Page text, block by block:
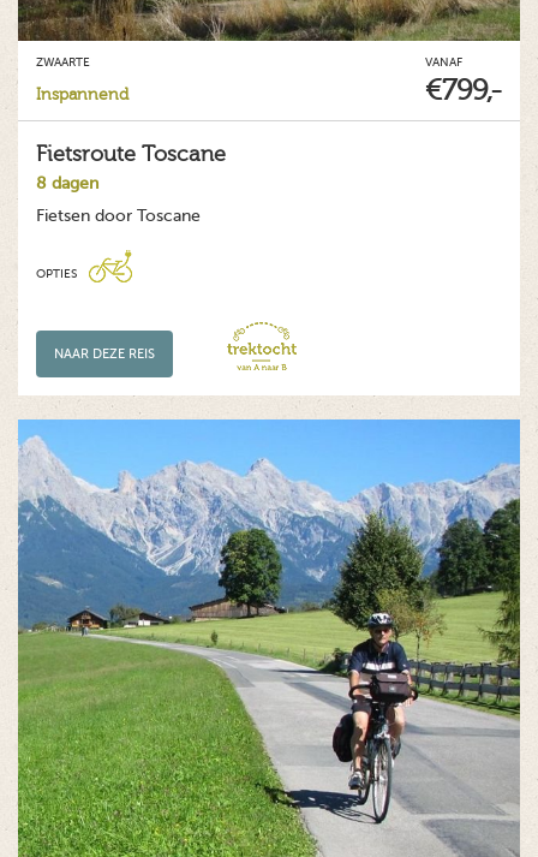
ZWAARTE
Inspannend
VANAF
€799,-
Fietsroute Toscane
8 dagen
Fietsen door Toscane
OPTIES
NAAR DEZE REIS